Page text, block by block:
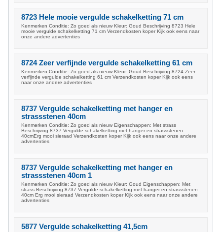
8723 Hele mooie vergulde schakelketting 71 cm
Kenmerken Conditie: Zo goed als nieuw Kleur: Goud Beschrijving 8723 Hele
mooie vergulde schakelketting 71 cm Verzendkosten koper Kijk ook eens naar
onze andere advertenties
8724 Zeer verfijnde vergulde schakelketting 61 cm
Kenmerken Conditie: Zo goed als nieuw Kleur: Goud Beschrijving 8724 Zeer
verfijnde vergulde schakelketting 61 cm Verzendkosten koper Kijk ook eens
naar onze andere advertenties
8737 Vergulde schakelketting met hanger en
strassstenen 40cm
Kenmerken Conditie: Zo goed als nieuw Eigenschappen: Met strass
Beschrijving 8737 Vergulde schakelketting met hanger en strassstenen
40cmErg mooi sieraad Verzendkosten koper Kijk ook eens naar onze andere
advertenties
8737 Vergulde schakelketting met hanger en
strassstenen 40cm 1
Kenmerken Conditie: Zo goed als nieuw Kleur: Goud Eigenschappen: Met
strass Beschrijving 8737 Vergulde schakelketting met hanger en strassstenen
40cm Erg mooi sieraad Verzendkosten koper Kijk ook eens naar onze andere
advertenties
5877 Vergulde schakelketting 41,5cm